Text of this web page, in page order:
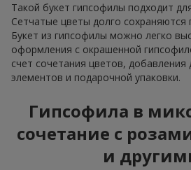
Такой букет гипсофилы подходит
Сетчатые цветы долго сохраняются
Букет из гипсофилы можно легко
оформления с окрашенной
счет сочетания цветов, добавления
элементов и подарочной упаковки.
Гипсофила в
сочетание с
и